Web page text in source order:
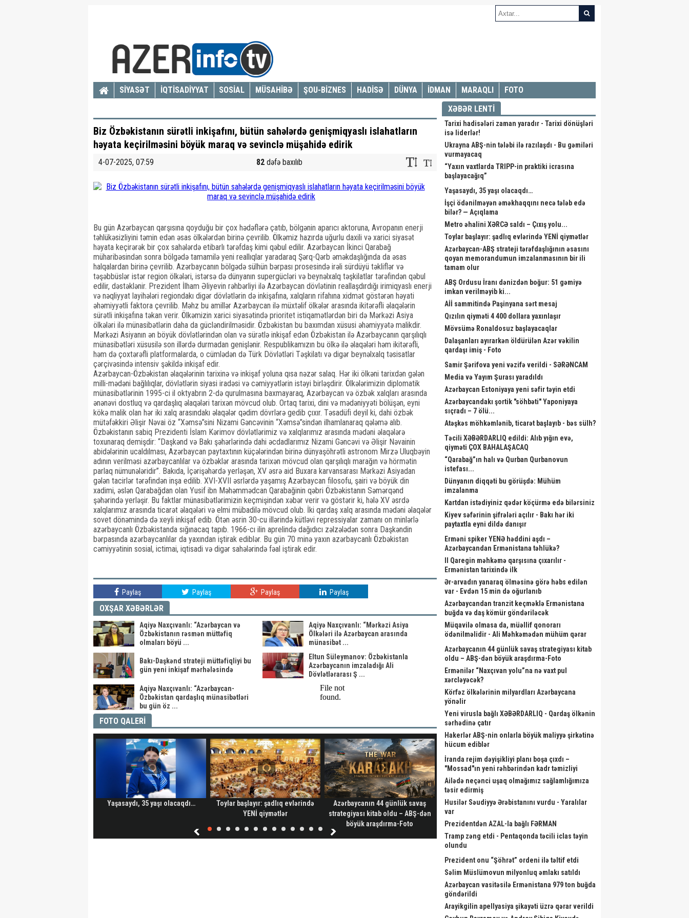
SİYASƏT İQTİSADİYYAT SOSİAL MÜSAHİBƏ ŞOU-BİZNES HADİSƏ DÜNYA İDMAN MARAQLI FOTO
Biz Özbəkistanın sürətli inkişafını, bütün sahələrdə genişmiqyaslı islahatların
həyata keçirilməsini böyük maraq və sevinclə müşahidə edirik
4-07-2025, 07:59 82 dəfə baxılıb
Bu gün Azərbaycan qarşısına qoyduğu bir çox hədəflərə çatıb, bölgənin aparıcı aktoruna, Avropanın enerji
təhlükəsizliyini təmin edən əsas ölkələrdən birinə çevrilib. Ölkəmiz hazırda uğurlu daxili və xarici siyasət
həyata keçirərək bir çox sahələrdə etibarlı tərəfdaş kimi qəbul edilir. Azərbaycan İkinci Qarabağ
müharibəsindən sonra bölgədə tamamilə yeni reallıqlar yaradaraq Şərq-Qərb əməkdaşlığında da əsas
halqalardan birinə çevrilib. Azərbaycanın bölgədə sülhün bərpası prosesində irəli sürdüyü təkliflər və
təşəbbüslər istər region ölkələri, istərsə də dünyanın supergücləri və beynəlxalq təşkilatlar tərəfindən qəbul
edilir, dəstəklənir. Prezident İlham Əliyevin rəhbərliyi ilə Azərbaycan dövlətinin reallaşdırdığı irimiqyaslı enerji
və nəqliyyat layihələri regiondakı digər dövlətlərin də inkişafına, xalqların rifahına xidmət göstərən həyati
əhəmiyyətli faktora çevrilib. Məhz bu amillər Azərbaycan ilə müxtəlif ölkələr arasında ikitərəfli əlaqələrin
sürətli inkişafına təkan verir. Ölkəmizin xarici siyasətində prioritet istiqamətlərdən biri də Mərkəzi Asiya
ölkələri ilə münasibətlərin daha da gücləndirilməsidir. Özbəkistan bu baxımdan xüsusi əhəmiyyətə malikdir.
Mərkəzi Asiyanın ən böyük dövlətlərindən olan və sürətlə inkişaf edən Özbəkistan ilə Azərbaycanın qarşılıqlı
münasibətləri xüsusilə son illərdə durmadan genişlənir. Respublikamızın bu ölkə ilə əlaqələri həm ikitərəfli,
həm də çoxtərəfli platformalarda, o cümlədən də Türk Dövlətləri Təşkilatı və digər beynəlxalq təsisatlar
çərçivəsində intensiv şəkildə inkişaf edir.
Azərbaycan-Özbəkistan əlaqələrinin tarixinə və inkişaf yoluna qısa nəzər salaq. Hər iki ölkəni tarixdən gələn
milli-mədəni bağlılıqlar, dövlətlərin siyasi iradəsi və cəmiyyətlərin istəyi birləşdirir. Ölkələrimizin diplomatik
münasibətlərinin 1995-ci il oktyabrın 2-də qurulmasına baxmayaraq, Azərbaycan və özbək xalqları arasında
ənənəvi dostluq və qardaşlıq əlaqələri tarixən mövcud olub. Ortaq tarixi, dini və mədəniyyəti bölüşən, eyni
kökə malik olan hər iki xalq arasındakı əlaqələr qədim dövrlərə gedib çıxır. Təsadüfi deyil ki, dahi özbək
mütəfəkkiri Əlişir Nəvai öz “Xəmsə”sini Nizami Gəncəvinin “Xəmsə”sindən ilhamlanaraq qələmə alıb.
Özbəkistanın sabiq Prezidenti İslam Kərimov dövlətlərimiz və xalqlarımız arasında mədəni əlaqələrə
toxunaraq demişdir: “Daşkənd və Bakı şəhərlərində dahi əcdadlarımız Nizami Gəncəvi və Əlişir Nəvainin
abidələrinin ucaldılması, Azərbaycan paytaxtının küçələrindən birinə dünyaşöhrətli astronom Mirzə Uluqbəyin
adının verilməsi azərbaycanlılar və özbəklər arasında tarixən mövcud olan qarşılıqlı marağın və hörmətin
parlaq nümunələridir”. Bakıda, İçərişəhərdə yerləşən, XV əsrə aid Buxara karvansarası Mərkəzi Asiyadan
gələn tacirlər tərəfindən inşa edilib. XVI-XVII əsrlərdə yaşamış Azərbaycan filosofu, şairi və böyük din
xadimi, əslən Qarabağdan olan Yusif ibn Məhəmmədcan Qarabağinin qəbri Özbəkistanın Səmərqənd
şəhərində yerləşir. Bu faktlar münasibətlərimizin keçmişindən xəbər verir və göstərir ki, hələ XV əsrdə
xalqlarımız arasında ticarət əlaqələri və elmi mübadilə mövcud olub. İki qardaş xalq arasında mədəni əlaqələr
sovet dönəmində də xeyli inkişaf edib. Ötən əsrin 30-cu illərində kütləvi repressiyalar zamanı on minlərlə
azərbaycanlı Özbəkistanda sığınacaq tapıb. 1966-cı ilin aprelində dağıdıcı zəlzələdən sonra Daşkəndin
bərpasında azərbaycanlılar da yaxından iştirak ediblər. Bu gün 70 minə yaxın azərbaycanlı Özbəkistan
cəmiyyətinin sosial, ictimai, iqtisadi və digər sahələrində fəal iştirak edir.
Paylaş Paylaş Paylaş Paylaş
OXŞAR XƏBƏRLƏR
Aqiyə Naxçıvanlı: “Azərbaycan və
Özbəkistanın rəsmən müttəfiq
olmaları böyü ...
Aqiyə Naxçıvanlı: “Mərkəzi Asiya
Ölkələri ilə Azərbaycan arasında
münasibət ...
Bakı-Daşkənd strateji müttəfiqliyi bu
gün yeni inkişaf mərhələsində
Eltun Süleymanov: Özbəkistanla
Azərbaycanın imzaladığı Ali
Dövlətlərarası Ş ...
Aqiyə Naxçıvanlı: “Azərbaycan-
Özbəkistan qardaşlıq münasibətləri
bu gün öz ...
FOTO QALERİ
Yaşasaydı, 35 yaşı olacaqdı…
Toylar başlayır: şadlıq evlərində
YENİ qiymətlər
Azərbaycanın 44 günlük savaş
strategiyası kitab oldu – ABŞ-dən
böyük araşdırma-Foto
Vahid aylıq müavinət kimlərə
verilir? - Dövlət Komitəsindən
açıqlama
Çingiz Qənizadə Fransada QALİB
XƏBƏR LENTİ
Tarixi hadisələri zaman yaradır - Tarixi dönüşləri
isə liderlər!
Ukrayna ABŞ-nin tələbi ilə razılaşdı - Bu gəmiləri
vurmayacaq
“Yaxın vaxtlarda TRIPP-in praktiki icrasına
başlayacağıq”
Yaşasaydı, 35 yaşı olacaqdı…
İşçi ödənilməyən əməkhaqqını necə tələb edə
bilər? — Açıqlama
Metro əhalini XƏRCƏ saldı – Çıxış yolu...
Toylar başlayır: şadlıq evlərində YENİ qiymətlər
Azərbaycan-ABŞ strateji tərəfdaşlığının əsasını
qoyan memorandumun imzalanmasının bir ili
tamam olur
ABŞ Ordusu İranı dənizdən boğur: 51 gəmiyə
imkan verilməyib ki...
Aİİ sammitində Paşinyana sərt mesaj
Qızılın qiyməti 4 400 dollara yaxınlaşır
Mövsümə Ronaldosuz başlayacaqlar
Dalaşanları ayırarkən öldürülən Azər vəkilin
qardaşı imiş - Foto
Samir Şərifova yeni vəzifə verildi - SƏRƏNCAM
Media və Yayım Şurası yaradıldı
Azərbaycan Estoniyaya yeni səfir təyin etdi
Azərbaycandakı şortik "söhbəti" Yaponiyaya
sıçradı – 7 ölü...
Atəşkəs möhkəmlənib, ticarət başlayıb - bəs sülh?
Təcili XƏBƏRDARLIQ edildi: Alıb yığın evə,
qiyməti ÇOX BAHALAŞACAQ
“Qarabağ”ın halı və Qurban Qurbanovun
istefası...
Dünyanın diqqəti bu görüşdə: Mühüm
imzalanma
Kartdan istədiyiniz qədər köçürmə edə bilərsiniz
Kiyev səfərinin şifrələri açılır - Bakı hər iki
paytaxtla eyni dildə danışır
Erməni spiker YENƏ həddini aşdı –
Azərbaycandan Ermənistana təhlükə?
II Qaregin məhkəmə qarşısına çıxarılır -
Ermənistan tarixində ilk
Ər-arvadın yanaraq ölməsinə görə həbs edilən
var - Evdən 15 min də oğurlanıb
Azərbaycandan tranzit keçməklə Ermənistana
buğda və daş kömür göndəriləcək
Müqavilə olmasa da, müəllif qonorarı
ödənilməlidir - Ali Məhkəmədən mühüm qərar
Azərbaycanın 44 günlük savaş strategiyası kitab
oldu – ABŞ-dən böyük araşdırma-Foto
Ermənilər “Naxçıvan yolu”na nə vaxt pul
xərcləyəcək?
Körfəz ölkələrinin milyardları Azərbaycana
yönəlir
Yeni virusla bağlı XƏBƏRDARLIQ - Qardaş ölkənin
sərhədinə çatır
Hakerlər ABŞ-nin onlarla böyük maliyyə şirkətinə
hücum ediblər
İranda rejim dəyişikliyi planı boşa çıxdı –
"Mossad"ın yeni rəhbərindən kadr təmizliyi
Ailədə neçənci uşaq olmağımız sağlamlığımıza
təsir edirmiş
Husilər Səudiyyə Ərəbistanını vurdu - Yaralılar
var
Prezidentdən AZAL-la bağlı FƏRMAN
Tramp zəng etdi - Pentaqonda təcili iclas təyin
olundu
Prezident onu “Şöhrət” ordeni ilə təltif etdi
Səlim Müslümovun milyonluq əmlakı satıldı
Azərbaycan vasitəsilə Ermənistana 979 ton buğda
göndərildi
Arayikgilin apellyasiya şikayəti üzrə qərar verildi